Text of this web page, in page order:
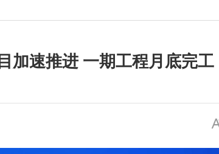
加速推进 一期工程月底完工